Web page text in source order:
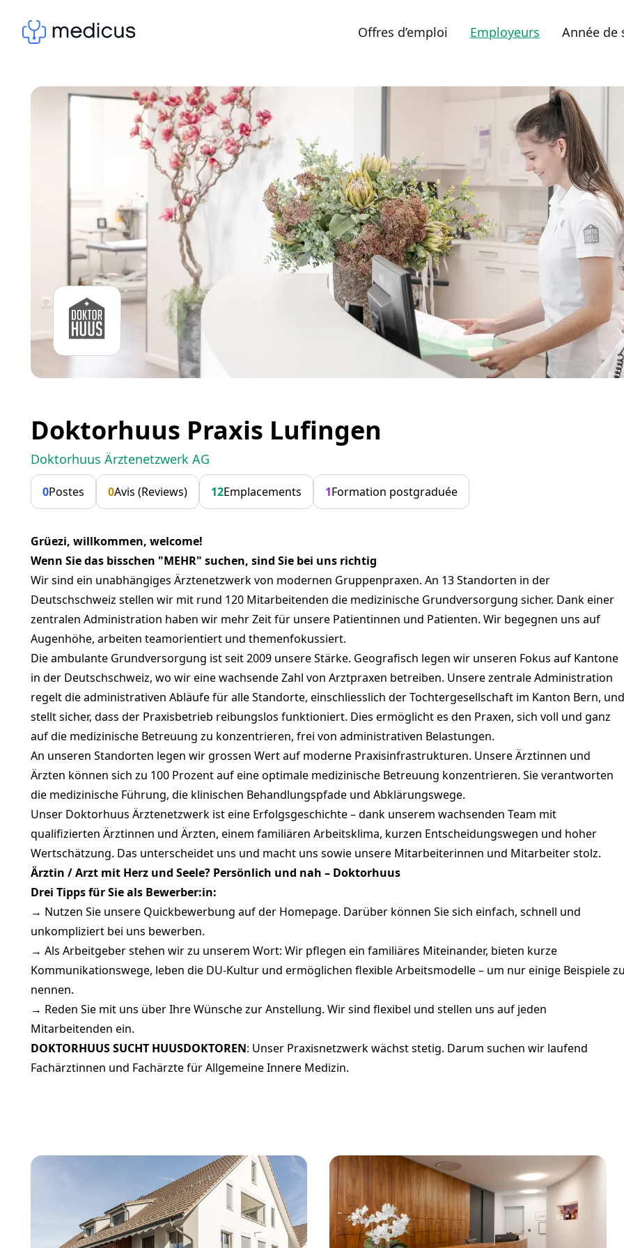
Offres d’emploi Employeurs Année de
Doktorhuus Praxis Lufingen
Doktorhuus Ärztenetzwerk AG
0Postes 0Avis (Reviews) 12Emplacements 1Formation postgraduée
Grüezi, willkommen, welcome!
Wenn Sie das bisschen "MEHR" suchen, sind Sie bei uns richtig
Wir sind ein unabhängiges Ärztenetzwerk von modernen Gruppenpraxen. An 13 Standorten in der
Deutschschweiz stellen wir mit rund 120 Mitarbeitenden die medizinische Grundversorgung sicher. Dank einer
zentralen Administration haben wir mehr Zeit für unsere Patientinnen und Patienten. Wir begegnen uns auf
Augenhöhe, arbeiten teamorientiert und themenfokussiert.
Die ambulante Grundversorgung ist seit 2009 unsere Stärke. Geografisch legen wir unseren Fokus auf Kantone
in der Deutschschweiz, wo wir eine wachsende Zahl von Arztpraxen betreiben. Unsere zentrale Administration
regelt die administrativen Abläufe für alle Standorte, einschliesslich der Tochtergesellschaft im Kanton Bern, und
stellt sicher, dass der Praxisbetrieb reibungslos funktioniert. Dies ermöglicht es den Praxen, sich voll und ganz
auf die medizinische Betreuung zu konzentrieren, frei von administrativen Belastungen.
An unseren Standorten legen wir grossen Wert auf moderne Praxisinfrastrukturen. Unsere Ärztinnen und
Ärzten können sich zu 100 Prozent auf eine optimale medizinische Betreuung konzentrieren. Sie verantworten
die medizinische Führung, die klinischen Behandlungspfade und Abklärungswege.
Unser Doktorhuus Ärztenetzwerk ist eine Erfolgsgeschichte – dank unserem wachsenden Team mit
qualifizierten Ärztinnen und Ärzten, einem familiären Arbeitsklima, kurzen Entscheidungswegen und hoher
Wertschätzung. Das unterscheidet uns und macht uns sowie unsere Mitarbeiterinnen und Mitarbeiter stolz.
Ärztin / Arzt mit Herz und Seele? Persönlich und nah – Doktorhuus
Drei Tipps für Sie als Bewerber:in:
→ Nutzen Sie unsere Quickbewerbung auf der Homepage. Darüber können Sie sich einfach, schnell und
unkompliziert bei uns bewerben.
→ Als Arbeitgeber stehen wir zu unserem Wort: Wir pflegen ein familiäres Miteinander, bieten kurze
Kommunikationswege, leben die DU-Kultur und ermöglichen flexible Arbeitsmodelle – um nur einige Beispiele
nennen.
→ Reden Sie mit uns über Ihre Wünsche zur Anstellung. Wir sind flexibel und stellen uns auf jeden
Mitarbeitenden ein.
DOKTORHUUS SUCHT HUUSDOKTOREN: Unser Praxisnetzwerk wächst stetig. Darum suchen wir laufend
Fachärztinnen und Fachärzte für Allgemeine Innere Medizin.